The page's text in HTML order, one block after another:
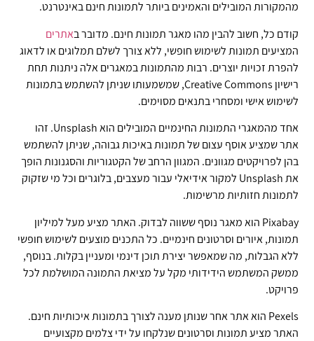
מהמקורות המובילים והאמינים ביותר לתמונות חינם באינטרנט.
קודם כל, חשוב להבין מהו מאגר תמונות חינם. מדובר באתרים
המציעים תמונות לשימוש חופשי, ללא צורך לשלם תמלוגים או לדאוג
להפרת זכויות יוצרים. רבות מהתמונות במאגרים אלה ניתנות תחת
רישיון Creative Commons, שמשמעותו שניתן להשתמש בתמונות
לשימוש אישי ומסחרי בתנאים מסוימים.
אחד מהמאגרי התמונות החינמיים המובילים הוא Unsplash. זהו
אתר שמציע אוסף עצום של תמונות באיכות גבוהה, שניתן להשתמש
בהן לפרויקטים מגוונים. המגוון הרחב של הקטגוריות והסגנונות הופך
את Unsplash למקור אידיאלי עבור מעצבים, בלוגרים וכל מי שזקוק
לתמונות חזותיות מרשימות.
Pixabay הוא מאגר נוסף ששווה לבדוק. האתר מציע מעל למיליון
תמונות, איורים וסרטונים חינמיים. כל התכנים מוצעים לשימוש חופשי
ללא הגבלות, מה שמאפשר יצירת תוכן דינמי ומעניין בקלות. בנוסף,
ממשק המשתמש הידידותי מקל על מציאת התמונה המושלמת לכל
פרויקט.
Pexels הוא אתר אחר שנותן מענה לצורך בתמונות איכותיות חינם.
האתר מציע תמונות וסרטונים שנלקחו על ידי צלמים מקצועיים